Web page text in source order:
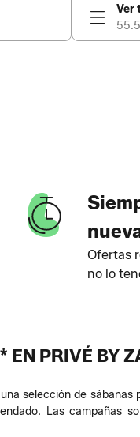
Ver
Ofertas
no lo
EN PRIVÉ BY
selección de sábanas
Las campañas